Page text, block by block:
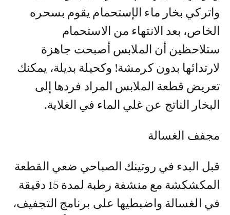
واتركي بخار ماء الإستحمام يقوم بسحره
الخاص، بعد الانتهاء من الاستحمام
ستلاحظين أن الملابس أصبحت جاهزة
لارتدائها بدون كرمشة! وكحيلة بديلة، يمكنك
تعريض قطعة الملابس المراد فردها إلى
البخار الناتج عن غلي الماء في الغلاية.
مجفف الغسالة
قبل البدء في روتينك الصباحي ضعي القطعة
المكشكشة مع منشفة رطبة لمدة 15 دقيقة
في الغسالة واضبطيها على برنامج التجفيف،